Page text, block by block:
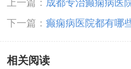
上一篇： 成都专治癫痫病医
有哪些?
下一篇： 癫痫病医院都有哪
痫病医院解答!
相关阅读